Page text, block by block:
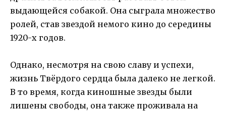
выдающейся собакой. Она сыграла множество
ролей, став звездой немого кино до середины
1920-х годов.
Однако, несмотря на свою славу и успехи,
жизнь Твёрдого сердца была далеко не легкой.
В то время, когда киношные звезды были
лишены свободы, она также проживала на